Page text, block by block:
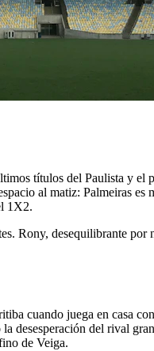
títulos del Paulista y
al matiz: Palmeiras
1X2.
Rony, desequilibrante
cuando juega en casa
desesperación del rival
de Veiga.